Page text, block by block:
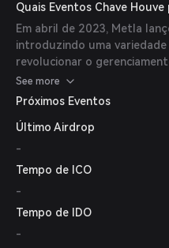
Quais Eventos Chave
Em abril de 2023, Metla
introduzindo uma
revolucionar o
lançamento foi destacado
rastreamento de ativos,
solução abrangente para o
See more
Próximos Eventos
Último Airdrop
-
Tempo de ICO
-
Tempo de IDO
-